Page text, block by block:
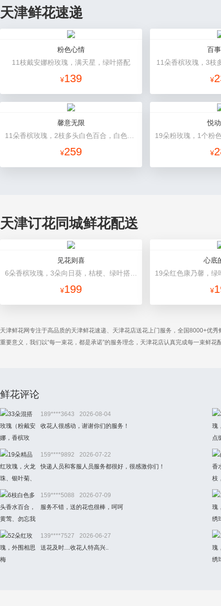
天津鲜花速递
粉色心情
11枝戴安娜粉玫瑰，满天星，绿叶搭配
¥139
百
11朵香槟玫瑰，3枝
¥
馨意无限
¥259
悦
¥
天津订花同城鲜花配送
见花则喜
¥199
心底
¥
天津鲜花网专注于高品质的天津鲜花速递、天津花店送花上门服务，全国8000+优
重要意义，我们以“每一束花，都是承诺”的服务理念，天津花店认真完成每一束鲜
鲜花评论
189****3643
2026-08-04
收花人很感动，谢谢你们的服务！
159****9892
2026-07-22
快递人员和客服人员服务都很好，很感激你们！
159****5088
2026-07-09
服务不错，送的花也很棒，呵呵
139****7527
2026-06-27
送花及时....收花人特高兴..